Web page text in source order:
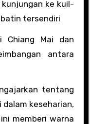
tersendiri
antara
tentang
dalam keseharian,
memberi warna